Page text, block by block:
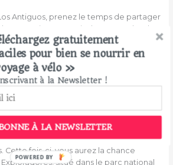
Antiguos, prenez le temps de partager
qui seront ravis de vous parler de
dont l’âme de sportif ne serait pas
une randonnée vous est proposée au
dernière vous emmènera sur le Monte
qui culmine à 2748 mètres d’altitude,
paysages uniques.
Puerto Rio Tranquilo
le Chili et reprenez laCarretera
nord. Longez cette fois-ci la rive sud
similaires à ceux de la rive nord, avec
Cette fois-ci, vous aurez la chance
situé dans le parc national
gratuitement
pour bien se nourrir en
à vélo »
à la Newsletter !
À LA NEWSLETTER
POWERED BY